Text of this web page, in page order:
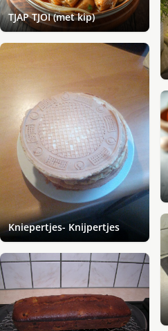
TJAP TJOI (met kip)
Kniepertjes- Knijpertjes